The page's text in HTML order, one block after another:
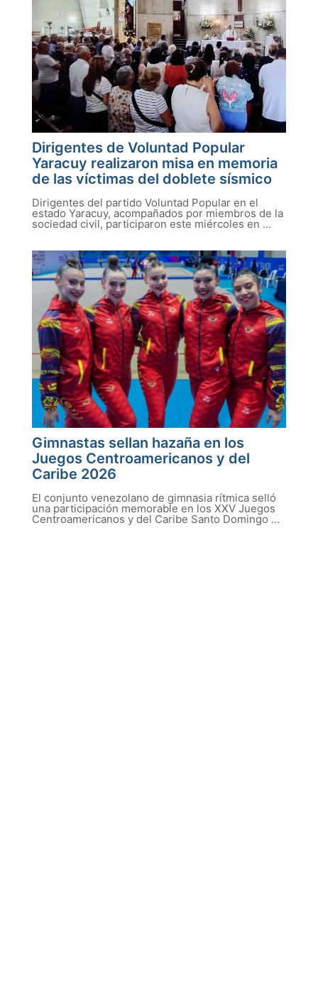
Dirigentes de Voluntad Popular
Yaracuy realizaron misa en memoria
de las víctimas del doblete sísmico
Dirigentes del partido Voluntad Popular en el
estado Yaracuy, acompañados por miembros de la
sociedad civil, participaron este miércoles en ...
Gimnastas sellan hazaña en los
Juegos Centroamericanos y del
Caribe 2026
El conjunto venezolano de gimnasia rítmica selló
una participación memorable en los XXV Juegos
Centroamericanos y del Caribe Santo Domingo ...